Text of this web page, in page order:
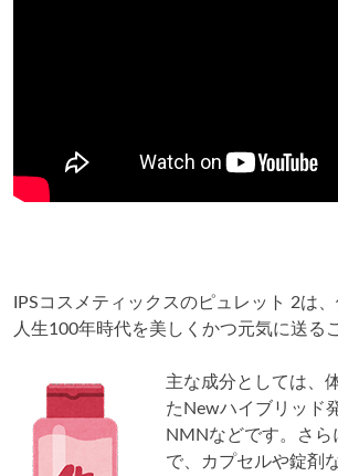
IPSコスメティックスのピュレット 2は
人生100年時代を美しくかつ元気に送る
主な成分としては、
たNewハイブリッド
NMNなどです。さら
で、カプセルや錠剤